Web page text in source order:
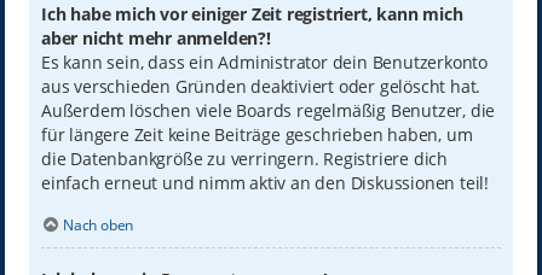
Ich habe mich vor einiger Zeit registriert, kann mich
aber nicht mehr anmelden?!
Es kann sein, dass ein Administrator dein Benutzerkonto
aus verschieden Gründen deaktiviert oder gelöscht hat.
Außerdem löschen viele Boards regelmäßig Benutzer, die
für längere Zeit keine Beiträge geschrieben haben, um
die Datenbankgröße zu verringern. Registriere dich
einfach erneut und nimm aktiv an den Diskussionen teil!
Nach oben